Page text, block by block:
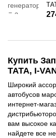
Купить
ТАТА, I-
Широкий
автобусов
интернет-
вам высокое
найдете все